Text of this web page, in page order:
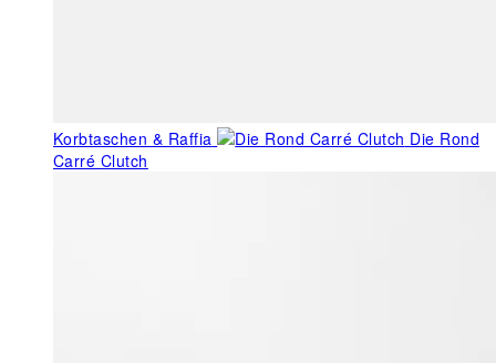
Korbtaschen & Raffia
Die Rond
Carré Clutch